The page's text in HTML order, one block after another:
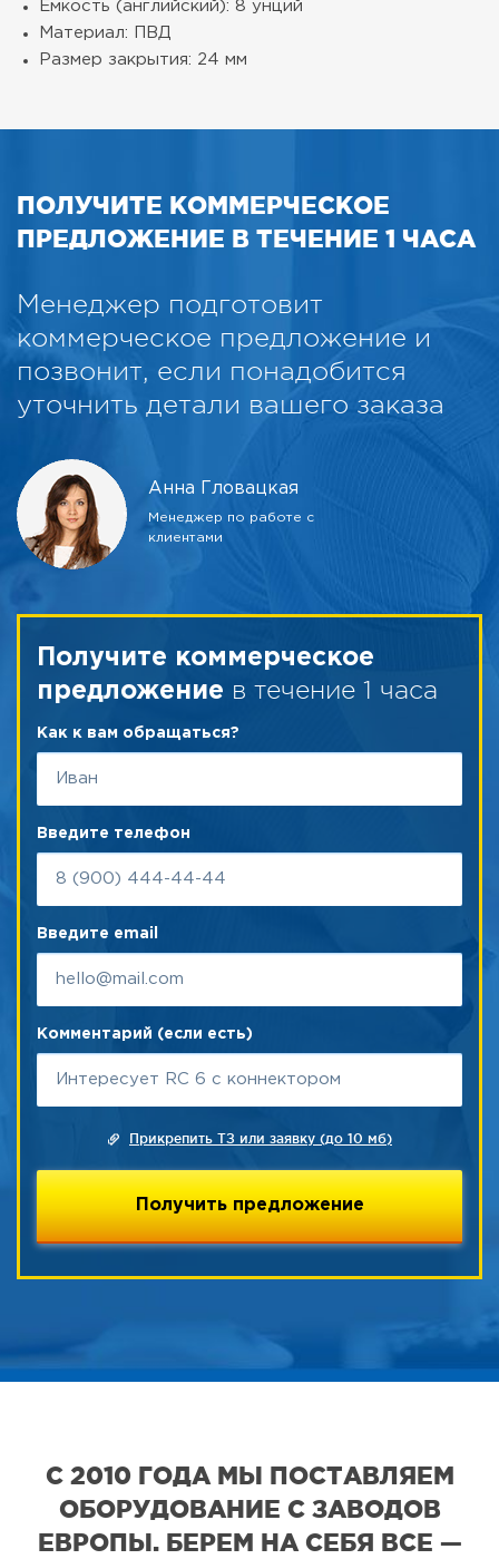
Емкость (английский): 8 унций
Материал: ПВД
Размер закрытия: 24 мм
ПОЛУЧИТЕ КОММЕРЧЕСКОЕ
ПРЕДЛОЖЕНИЕ В ТЕЧЕНИЕ 1 ЧАСА
Менеджер подготовит
коммерческое предложение и
позвонит, если понадобится
уточнить детали вашего заказа
Анна Гловацкая
Менеджер по работе с
клиентами
Получите коммерческое
предложение в течение 1 часа
Как к вам обращаться?
Введите телефон
Введите email
Комментарий (если есть)
Прикрепить ТЗ или заявку (до 10 мб)
С 2010 ГОДА МЫ ПОСТАВЛЯЕМ
ОБОРУДОВАНИЕ С ЗАВОДОВ
ЕВРОПЫ. БЕРЕМ НА СЕБЯ ВСЕ —